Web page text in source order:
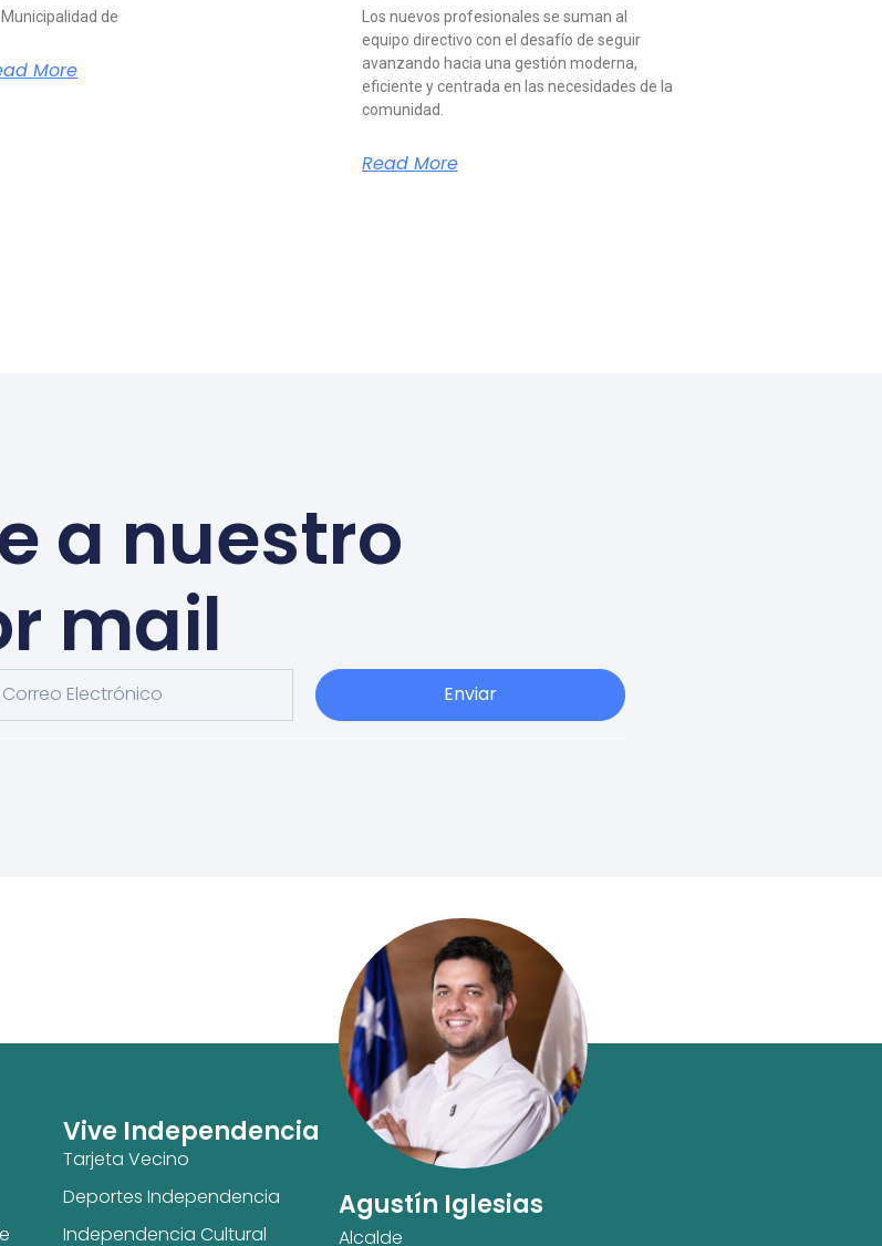
Municipalidad de
More
Los nuevos profesionales se suman al
equipo directivo con el desafío de seguir
avanzando hacia una gestión moderna,
eficiente y centrada en las necesidades de la
comunidad.
Read More
a nuestro
mail
Enviar
Vive Independencia
Tarjeta Vecino
Deportes Independencia
Independencia Cultural
Agustín Iglesias
Alcalde